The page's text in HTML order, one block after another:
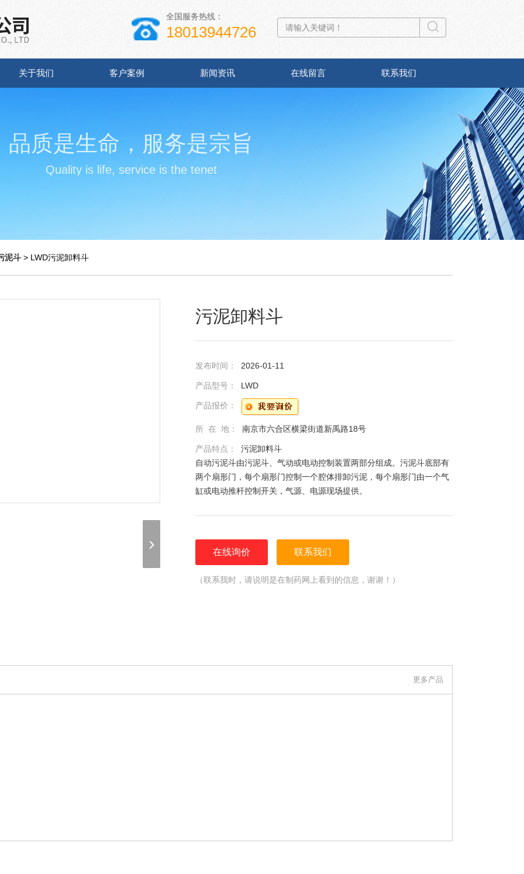
全国服务热线：
18013944726
关于我们 客户案例 新闻资讯 在线留言 联系我们
品质是生命，服务是宗旨
Quality is life, service is the tenet
泥斗 > LWD污泥卸料斗
污泥卸料斗
发布时间： 2026-01-11
产品型号： LWD
产品报价：
所 在 地： 南京市六合区横梁街道新禹路18号
产品特点： 污泥卸料斗
自动污泥斗由污泥斗、气动或电动控制装置两部分组成。污泥斗底部有
两个扇形门，每个扇形门控制一个腔体排卸污泥，每个扇形门由一个气
缸或电动推杆控制开关，气源、电源现场提供。
在线询价 联系我们
（联系我时，请说明是在制药网上看到的信息，谢谢！）
更多产品